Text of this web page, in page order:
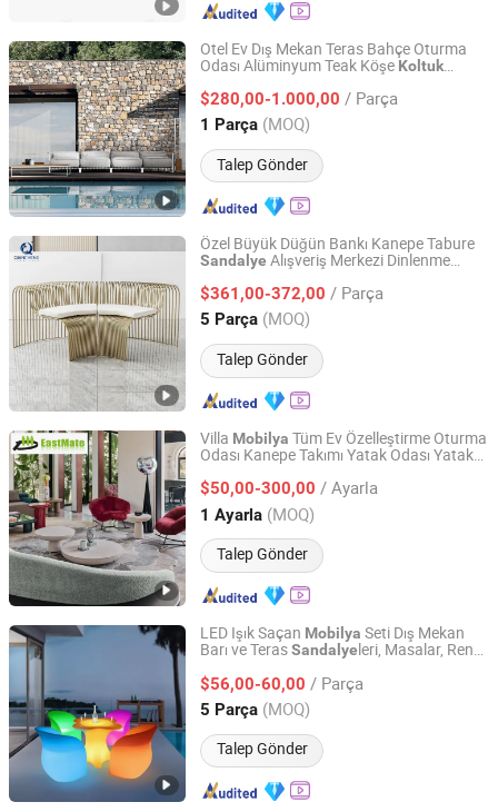
Otel Ev Dış Mekan Teras Bahçe Oturma
Odası Alüminyum Teak Köşe Koltuk
$280,00-1.000,00 / Parça
1 Parça (MOQ)
Talep Gönder
Foshan Hanse Industrial Co., Ltd.
Guangdong, China Fiyat 2018
Özel Büyük Düğün Bankı Kanepe Tabure
Sandalye Alışveriş Merkezi Dinlenme
SalonuMobilyası
$361,00-372,00 / Parça
5 Parça (MOQ)
Talep Gönder
Foshan Qiancheng Furniture CO.,LTD.
Guangdong, China Fiyat 2015
Villa Mobilya Tüm Ev Özelleştirme Oturma
Odası Kanepe Takımı Yatak Odası Yatak
Üreticisi
$50,00-300,00 / Ayarla
1 Ayarla (MOQ)
Talep Gönder
Foshan EMT Jufu Hotel Furniture Co., Ltd
Guangdong, China Fiyat 2024
LED Işık Saçan Mobilya Seti Dış Mekan
Barı ve TerasSandalyeleri, Masalar, Renkli
Geçirmez PE LED Sandalye
Gece Kulüpleri, Restoranlar için
$56,00-60,00 / Parça
5 Parça (MOQ)
Talep Gönder
Market Union Co. Ltd.
Zhejiang, China Fiyat 2010